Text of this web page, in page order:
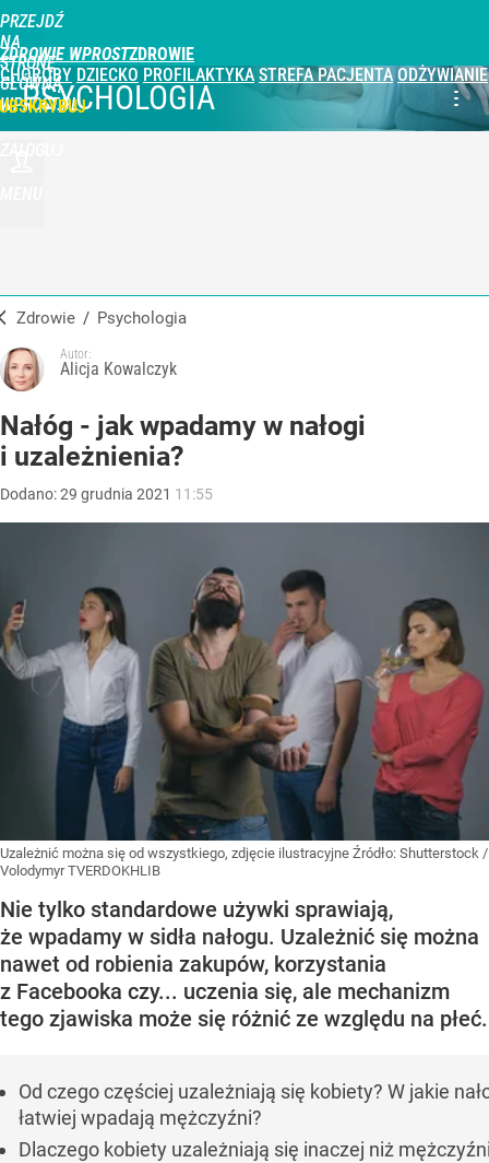
PRZEJDŹ
NA
STRONĘ
GŁÓWNĄ
WPROST.PL
ZDROWIE WPROST
CHOROBY DZIECKO PROFILAKTYKA STREFA PACJENTA ODŻYWIANIE
PSYCHOLOGIA
Zdrowie / Psychologia
Autor:
Alicja Kowalczyk
Nałóg - jak wpadamy w nałogi
i uzależnienia?
Dodano:29 grudnia 2021 11:55
Uzależnić można się od wszystkiego, zdjęcie ilustracyjne Źródło: Shutterstock /
Volodymyr TVERDOKHLIB
Nie tylko standardowe używki sprawiają,
że wpadamy w sidła nałogu. Uzależnić się można
nawet od robienia zakupów, korzystania
z Facebooka czy... uczenia się, ale mechanizm
tego zjawiska może się różnić ze względu na płeć.
Od czego częściej uzależniają się kobiety? W jakie
łatwiej wpadają mężczyźni?
Dlaczego kobiety uzależniają się inaczej niż